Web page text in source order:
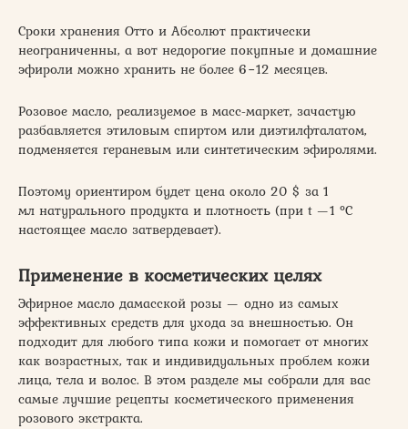
Сроки хранения Отто и Абсолют практически
неограниченны, а вот недорогие покупные и домашние
эфироли можно хранить не более 6−12 месяцев.
Розовое масло, реализуемое в масс-маркет, зачастую
разбавляется этиловым спиртом или диэтилфталатом,
подменяется гераневым или синтетическим эфиролями.
Поэтому ориентиром будет цена около 20 $ за 1
мл натурального продукта и плотность (при t —1 °C
настоящее масло затвердевает).
Применение в косметических целях
Эфирное масло дамасской розы — одно из самых
эффективных средств для ухода за внешностью. Он
подходит для любого типа кожи и помогает от многих
как возрастных, так и индивидуальных проблем кожи
лица, тела и волос. В этом разделе мы собрали для вас
самые лучшие рецепты косметического применения
розового экстракта.